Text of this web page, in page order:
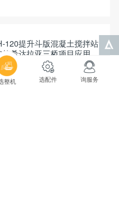
120提升斗版混凝土搅拌站
拉希达拉亚三桥项目应用
2017.10.04
整机 选配件 询服务